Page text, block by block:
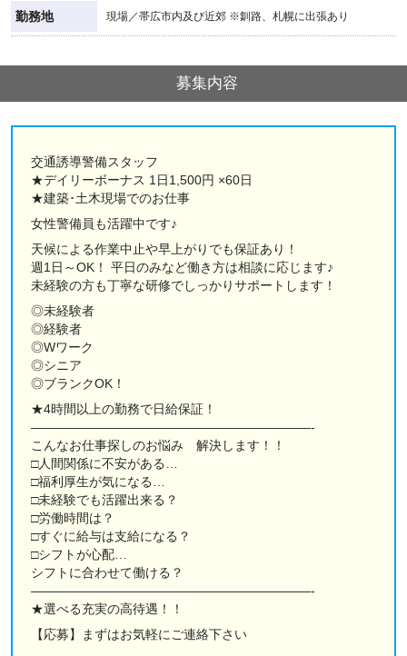
勤務地 現場／帯広市内及び近郊 ※釧路、札幌に出張あり
募集内容
交通誘導警備スタッフ
★デイリーボーナス 1日1,500円 ×60日
★建築･土木現場でのお仕事
女性警備員も活躍中です♪
天候による作業中止や早上がりでも保証あり！
週1日～OK！ 平日のみなど働き方は相談に応じます♪
未経験の方も丁寧な研修でしっかりサポートします！
◎未経験者
◎経験者
◎Wワーク
◎シニア
◎ブランクOK！
★4時間以上の勤務で日給保証！
——————————————————————-
こんなお仕事探しのお悩み 解決します！！
□人間関係に不安がある…
□福利厚生が気になる…
□未経験でも活躍出来る？
□労働時間は？
□すぐに給与は支給になる？
□シフトが心配…
シフトに合わせて働ける？
——————————————————————-
★選べる充実の高待遇！！
【応募】まずはお気軽にご連絡下さい